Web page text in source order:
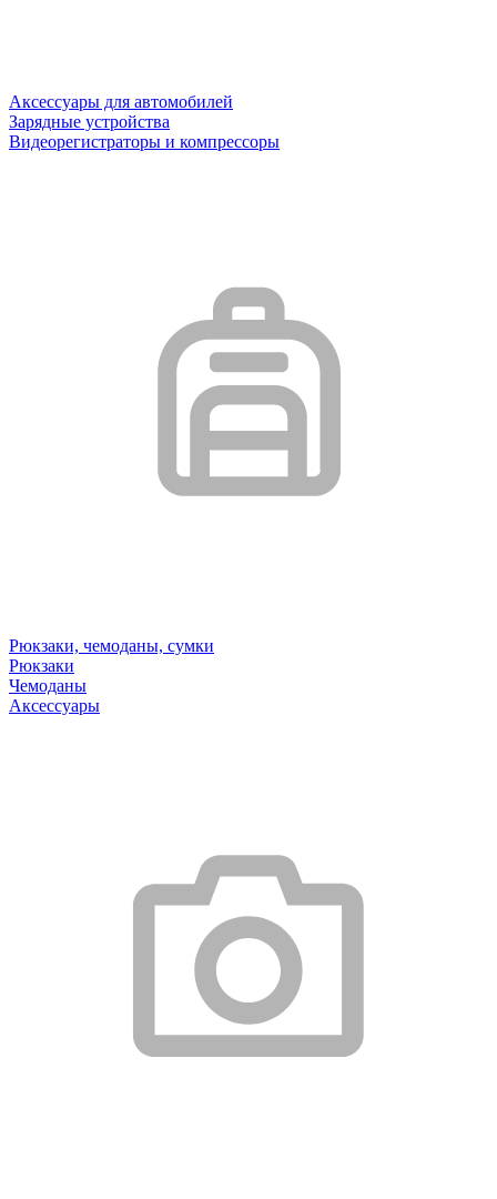
Аксессуары для автомобилей
Зарядные устройства
Видеорегистраторы и компрессоры
Рюкзаки, чемоданы, сумки
Рюкзаки
Чемоданы
Аксессуары